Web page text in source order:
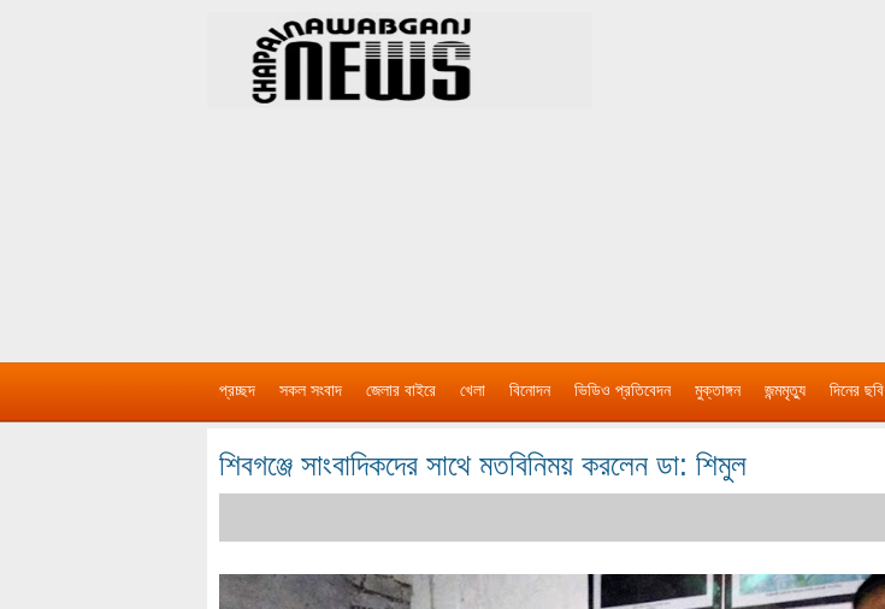
প্রচ্ছদ সকল সংবাদ জেলার বাইরে খেলা বিনোদন ভিডিও প্রতিবেদন মুক্তাঙ্গন জন্মমৃত্যু দিনের ছবি
শিবগঞ্জে সাংবাদিকদের সাথে মতবিনিময় করলেন ডা: শিমুল